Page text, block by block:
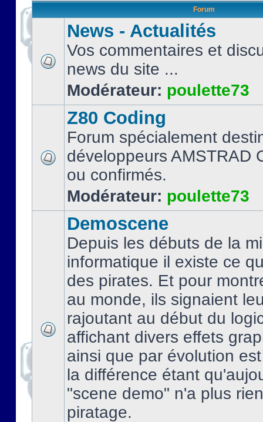
Forum
News - Actualités
Vos commentaires et
news du site ...
Modérateur: poulette73
Z80 Coding
Forum spécialement
développeurs AMSTRAD
ou confirmés.
Modérateur: poulette73
Demoscene
Depuis les débuts de la
informatique il existe ce
des pirates. Et pour
au monde, ils signaient
rajoutant au début du
affichant divers effets
ainsi que par évolution
la différence étant
"scene demo" n'a plus
piratage.